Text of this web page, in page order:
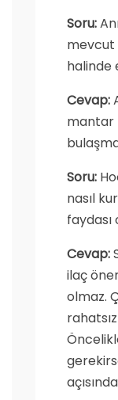
Soru:
mevcut
halinde
Cevap:
mantar
Soru:
nasıl
faydası
Cevap:
ilaç
olmaz.